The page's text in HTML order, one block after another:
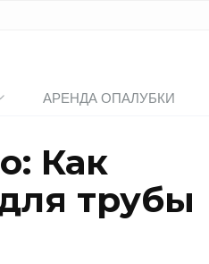
АРЕНДА ОПАЛУБКИ
Как
трубы